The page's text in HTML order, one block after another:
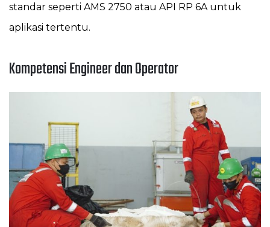
standar seperti AMS 2750 atau API RP 6A untuk
aplikasi tertentu.
Kompetensi Engineer dan Operator